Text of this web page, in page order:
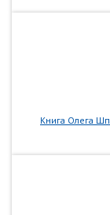
Книга Олега